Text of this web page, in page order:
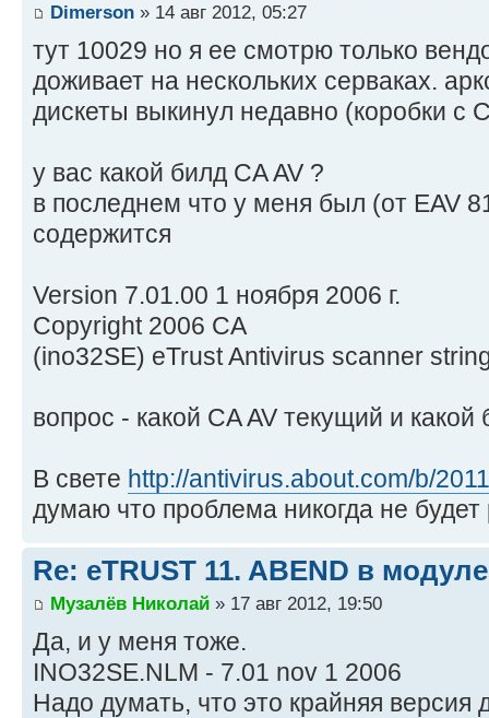
Dimerson » 14 авг 2012, 05:27
тут 10029 но я ее смотрю только
доживает на нескольких серваках.
дискеты выкинул недавно (коробки с
у вас какой билд CA AV ?
в последнем что у меня был (от EAV
содержится
Version 7.01.00 1 ноября 2006 г.
Copyright 2006 CA
(ino32SE) eTrust Antivirus scanner
вопрос - какой CA AV текущий и
В свете http://antivirus.about.com/b/
думаю что проблема никогда не
Re: eTRUST 11. ABEND в
Музалёв Николай » 17 авг 2012, 19:50
Да, и у меня тоже.
INO32SE.NLM - 7.01 nov 1 2006
Надо думать, что это крайняя